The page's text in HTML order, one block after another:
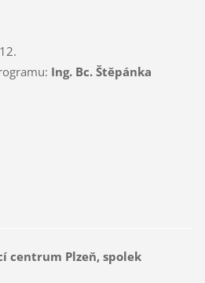
Ing. Bc. Štěpánka
centrum Plzeň, spolek